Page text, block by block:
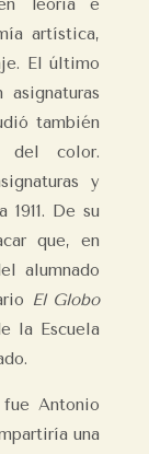
Teoría e
artística,
El último
también
del color.
y
De su
que, en
alumnado
El Globo
la Escuela
Antonio
una